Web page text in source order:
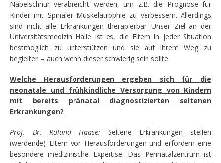
Nabelschnur verabreicht werden, um z.B. die Prognose für
Kinder mit Spinaler Muskelatrophie zu verbessern. Allerdings
sind nicht alle Erkrankungen therapierbar. Unser Ziel an der
Universitätsmedizin Halle ist es, die Eltern in jeder Situation
bestmöglich zu unterstützen und sie auf ihrem Weg zu
begleiten – auch wenn dieser schwierig sein sollte.
Welche Herausforderungen ergeben sich für die
neonatale und frühkindliche Versorgung von Kindern
mit bereits pränatal diagnostizierten seltenen
Erkrankungen?
Prof. Dr. Roland Haase: Seltene Erkrankungen stellen
(werdende) Eltern vor Herausforderungen und erfordern eine
besondere medizinische Expertise. Das Perinatalzentrum ist